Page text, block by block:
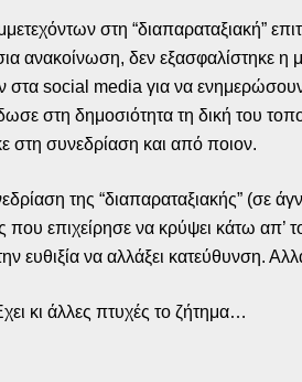
στη “διαπαραταξιακή”
ανακοίνωση, δεν εξασφαλίστηκε η
στα social media για να
στη δημοσιότητα τη δική του
στη συνεδρίαση και από ποιον.
της “διαπαραταξιακής” (σε
που επιχείρησε να κρύψει κάτω
ευθιξία να αλλάξει κατεύθυνση.
κι άλλες πτυχές το ζήτημα…